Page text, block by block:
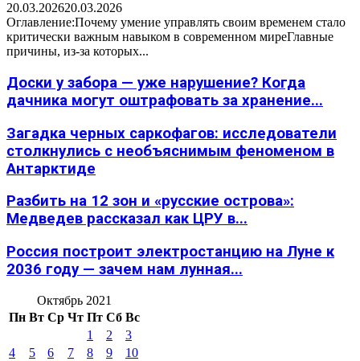
20.03.202620.03.2026
Оглавление:Почему умение управлять своим временем стало
критически важным навыком в современном миреГлавные
причины, из-за которых...
Доски у забора — уже нарушение? Когда
дачника могут оштрафовать за хранение...
Загадка черных саркофагов: исследователи
столкнулись с необъяснимым феноменом в
Антарктиде
Разбить на 12 зон и «русские острова»:
Медведев рассказал как ЦРУ в...
Россия построит электростанцию на Луне к
2036 году — зачем нам лунная...
Октябрь 2021
Пн Вт Ср Чт Пт Сб Вс
1
2
3
4
5 6 7 8 9
10